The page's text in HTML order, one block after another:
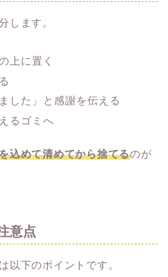
します。
上に置く
した」と感謝を伝える
るゴミへ
込めて清めてから捨てるのが
意点
以下のポイントです。